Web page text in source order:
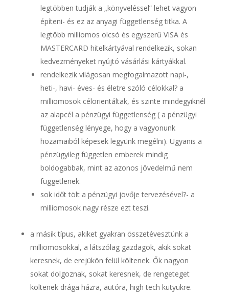
legtöbben tudják a „könyveléssel” lehet vagyon
építeni- és ez az anyagi függetlenség titka. A
legtöbb milliomos olcsó és egyszerű VISA és
MASTERCARD hitelkártyával rendelkezik, sokan
kedvezményeket nyújtó vásárlási kártyákkal.
rendelkezik világosan megfogalmazott napi-,
heti-, havi- éves- és életre szóló célokkal? a
milliomosok célorientáltak, és szinte mindegyiknél
az alapcél a pénzügyi függetlenség ( a pénzügyi
függetlenség lényege, hogy a vagyonunk
hozamaiból képesek legyünk megélni). Ugyanis a
pénzügyileg független emberek mindig
boldogabbak, mint az azonos jövedelmű nem
függetlenek.
sok időt tölt a pénzügyi jövője tervezésével?- a
milliomosok nagy része ezt teszi.
a másik típus, akiket gyakran összetévesztünk a
milliomosokkal, a látszólag gazdagok, akik sokat
keresnek, de erejükön felül költenek. Ők nagyon
sokat dolgoznak, sokat keresnek, de rengeteget
költenek drága házra, autóra, high tech kütyükre.